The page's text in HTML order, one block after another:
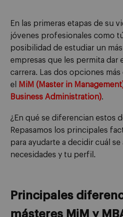
En las primeras etapas de su
jóvenes profesionales como
posibilidad de estudiar un
empresas que les permita dar
carrera. Las dos opciones más
el
MiM (Master in
Business Administration).
¿En qué se diferencian estos
Repasamos los principales
para ayudarte a decidir cuál
necesidades y tu perfil.
Principales
másteres MiM y